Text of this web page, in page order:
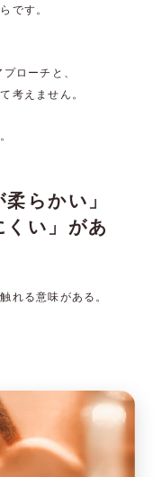
です。
ローチと、
考えません。
らかい」
くい」があ
れる意味がある。